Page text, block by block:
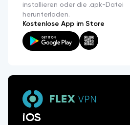
installieren oder die .apk-Datei
herunterladen.
Kostenlose App im Store
iOS